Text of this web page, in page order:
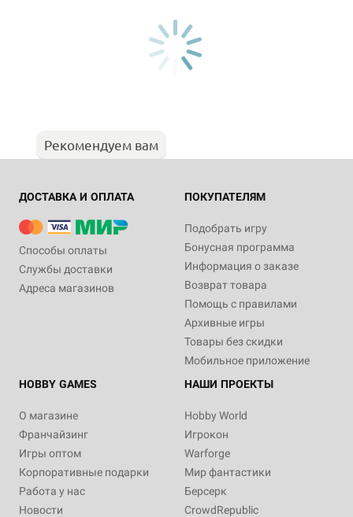
Рекомендуем вам
ДОСТАВКА И ОПЛАТА
Способы оплаты
Службы доставки
Адреса магазинов
ПОКУПАТЕЛЯМ
Подобрать игру
Бонусная программа
Информация о заказе
Возврат товара
Помощь с правилами
Архивные игры
Товары без скидки
Мобильное приложение
HOBBY GAMES
О магазине
Франчайзинг
Игры оптом
Корпоративные подарки
Работа у нас
Новости
НАШИ ПРОЕКТЫ
Hobby World
Игрокон
Warforge
Мир фантастики
Берсерк
CrowdRepublic